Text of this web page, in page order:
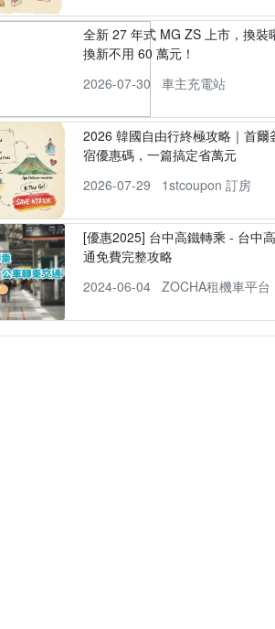
全新 27 年式 MG ZS 上市，換裝
換新不用 60 萬元！
2026-07-30
車主充電站
2026 韓國自由行終極攻略｜首爾
宿優惠碼，一篇搞定省萬元
2026-07-29
1stcoupon 訂房
[優惠2025] 台中高鐵轉乘 - 台中
通免費完整攻略
2024-06-04
ZOCHA租機車平台